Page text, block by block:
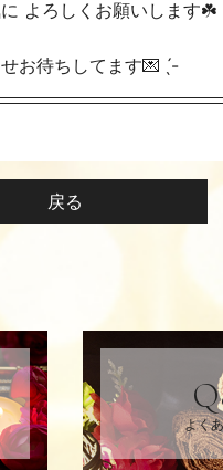
よろしくお願いします☘️
お待ちしてます💌 ̖́-‬
戻る
よく